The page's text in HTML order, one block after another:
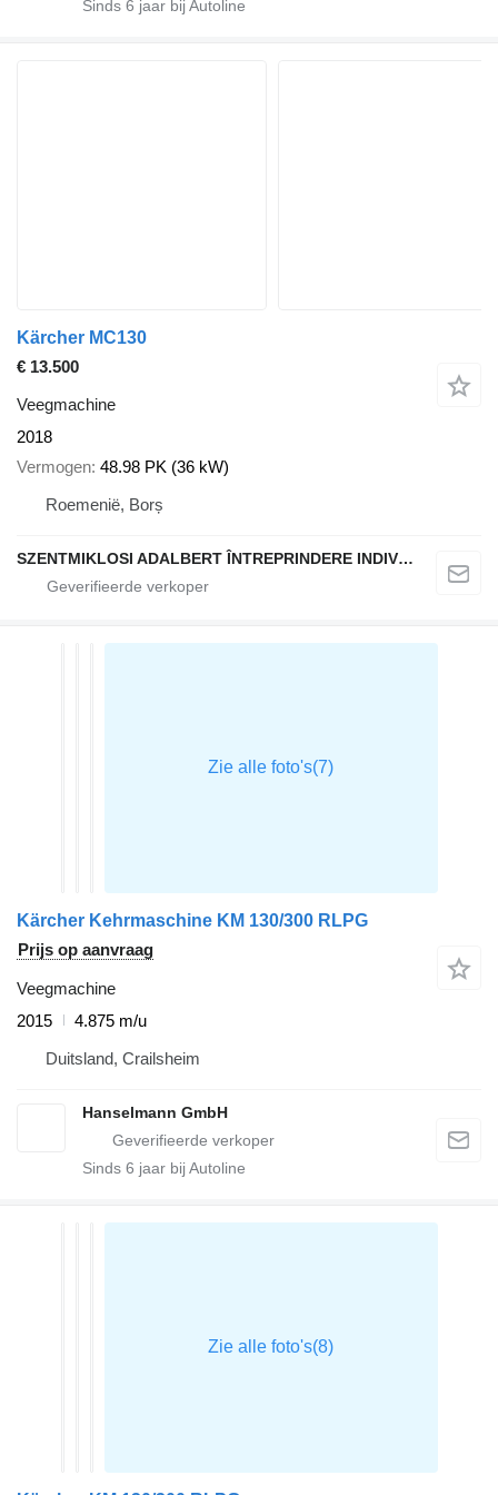
Sinds 6 jaar bij Autoline
Kärcher MC130
€ 13.500
Veegmachine
2018
Vermogen 48.98 PK (36 kW)
Roemenië, Borș
SZENTMIKLOSI ADALBERT ÎNTREPRINDERE INDIVIDUALĂ
Kärcher Kehrmaschine KM 130/300 RLPG
Prijs op aanvraag
Veegmachine
2015
4.875 m/u
Duitsland, Crailsheim
Hanselmann GmbH
Sinds 6 jaar bij Autoline